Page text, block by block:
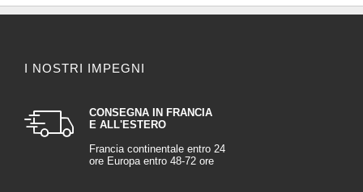
I NOSTRI IMPEGNI
CONSEGNA IN FRANCIA
E ALL'ESTERO
Francia continentale entro 24
ore Europa entro 48-72 ore